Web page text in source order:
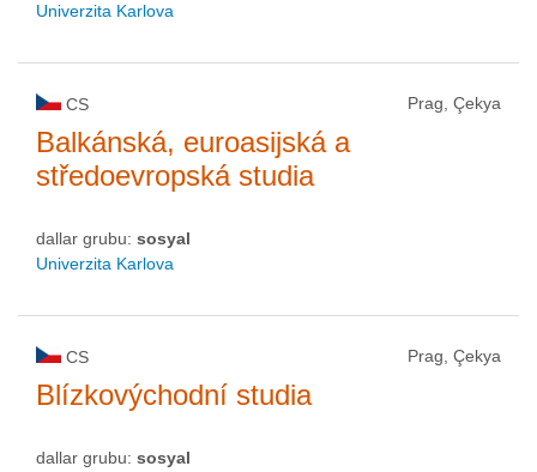
Univerzita Karlova
CS Prag, Çekya
Balkánská, euroasijská a
středoevropská studia
dallar grubu: sosyal
Univerzita Karlova
CS Prag, Çekya
Blízkovýchodní studia
dallar grubu: sosyal